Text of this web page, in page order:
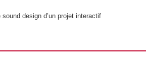
sound design d’un projet interactif